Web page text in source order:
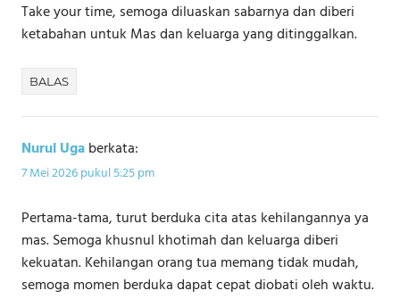
Take your time, semoga diluaskan sabarnya dan diberi
ketabahan untuk Mas dan keluarga yang ditinggalkan.
BALAS
Nurul Ugaberkata:
7 Mei 2026 pukul 5:25 pm
Pertama-tama, turut berduka cita atas kehilangannya ya
mas. Semoga khusnul khotimah dan keluarga diberi
kekuatan. Kehilangan orang tua memang tidak mudah,
semoga momen berduka dapat cepat diobati oleh waktu.